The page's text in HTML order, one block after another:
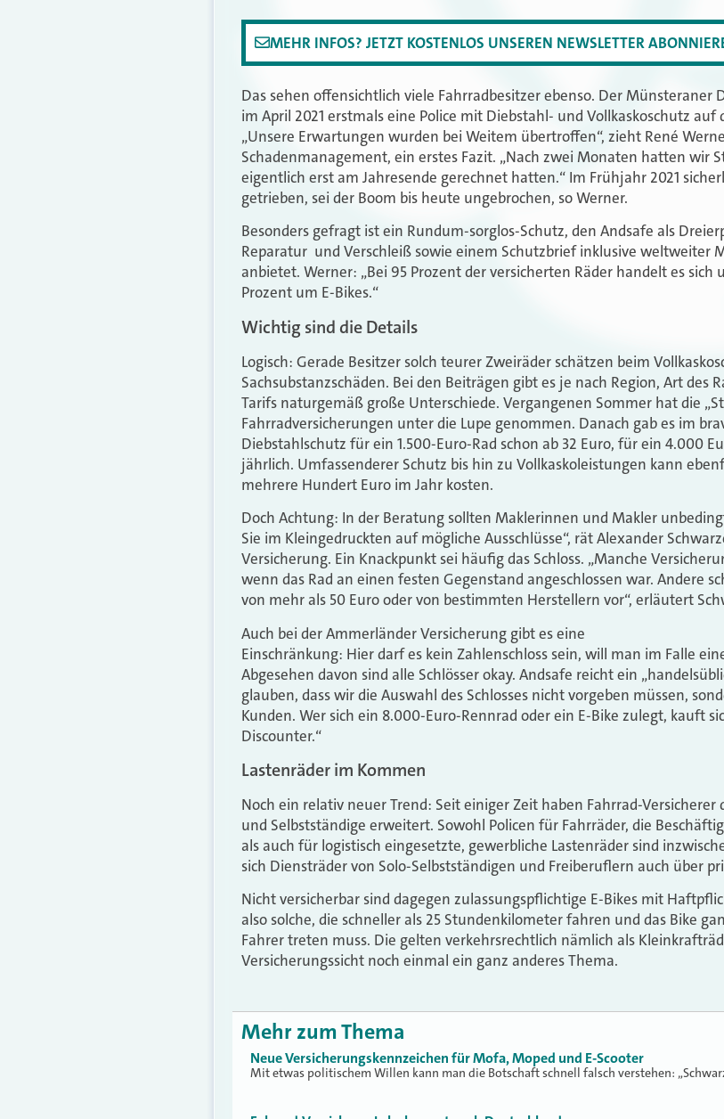
MEHR INFOS? JETZT KOSTENLOS UNSEREN NEWSLETTER
Das sehen offensichtlich viele Fahrradbesitzer ebenso. Der Münsteraner
im April 2021 erstmals eine Police mit Diebstahl- und Vollkaskoschutz
„Unsere Erwartungen wurden bei Weitem übertroffen“, zieht René
Schadenmanagement, ein erstes Fazit. „Nach zwei Monaten hatten wir
eigentlich erst am Jahresende gerechnet hatten.“ Im Frühjahr 2021
getrieben, sei der Boom bis heute ungebrochen, so Werner.
Besonders gefragt ist ein Rundum-sorglos-Schutz, den Andsafe als
Reparatur und Verschleiß sowie einem Schutzbrief inklusive weltweiter
anbietet. Werner: „Bei 95 Prozent der versicherten Räder handelt es
Prozent um E-Bikes.“
Wichtig sind die Details
Logisch: Gerade Besitzer solch teurer Zweiräder schätzen beim
Sachsubstanzschäden. Bei den Beiträgen gibt es je nach Region, Art des
Tarifs naturgemäß große Unterschiede. Vergangenen Sommer hat die
Fahrradversicherungen unter die Lupe genommen. Danach gab es im
Diebstahlschutz für ein 1.500-Euro-­Rad schon ab 32 Euro, für ein 4.000
jährlich. Umfassenderer Schutz bis hin zu Vollkaskoleistungen kann
mehrere Hundert Euro im Jahr kosten.
Doch Achtung: In der Beratung sollten Maklerinnen und Makler
Sie im Kleingedruckten auf mögliche Ausschlüsse“, rät Alexander
Versicherung. Ein Knackpunkt sei häufig das Schloss. „Manche
wenn das Rad an einen festen Gegenstand angeschlossen war. Andere
von mehr als 50 Euro oder von bestimmten Herstellern vor“, erläutert
Auch bei der Ammerländer Versicherung gibt es eine
Einschränkung: Hier darf es kein Zahlenschloss sein, will man im Falle
Abgesehen davon sind alle Schlösser okay. Andsafe reicht ein
glauben, dass wir die Auswahl des Schlosses nicht vorgeben müssen,
Kunden. Wer sich ein 8.000-Euro-Rennrad oder ein E-Bike zulegt, kauft
Discounter.“
Lastenräder im Kommen
Noch ein relativ neuer Trend: Seit einiger Zeit haben Fahrrad-
und Selbstständige erweitert. Sowohl Policen für Fahrräder, die
als auch für logistisch eingesetzte, gewerbliche Lastenräder sind
sich Diensträder von Solo-Selbstständigen und Freiberuflern auch über
Nicht versicherbar sind dagegen zulassungspflichtige E-Bikes mit
also solche, die schneller als 25 Stundenkilometer fahren und das Bike
Fahrer treten muss. Die gelten verkehrsrechtlich nämlich als
Versicherungssicht noch einmal ein ganz anderes Thema.
Mehr zum Thema
Neue Versicherungskennzeichen für Mofa, Moped und E-Scooter
Mit etwas politischem Willen kann man die Botschaft schnell falsch verstehen: